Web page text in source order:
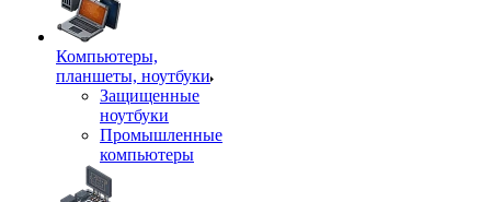
Компьютеры,
планшеты, ноутбуки
Защищенные
ноутбуки
Промышленные
компьютеры